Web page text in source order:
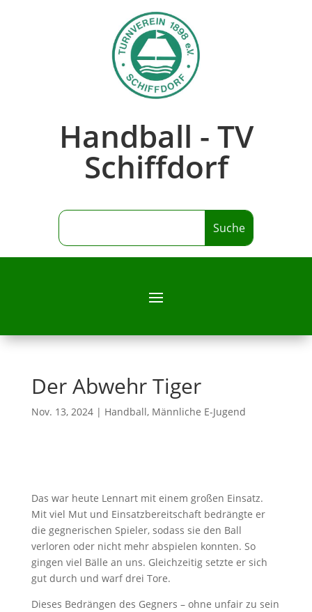
Handball - TV
Schiffdorf
Der Abwehr Tiger
Nov. 13, 2024| Handball, Männliche E-Jugend
Das war heute Lennartmit einem großen Einsatz.
Mit viel Mut und Einsatzbereitschaft bedrängte er
die gegnerischen Spieler, sodass sie den Ball
verloren oder nicht mehr abspielen konnten. So
gingen viel Bälle an uns. Gleichzeitig setzte er sich
gut durch und warf drei Tore.
Dieses Bedrängen des Gegners – ohne unfair zu sein